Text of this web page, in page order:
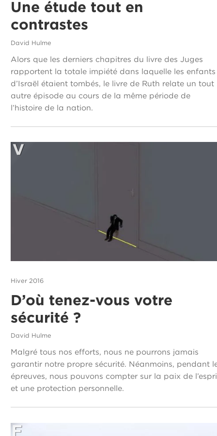
Une étude tout en
contrastes
David Hulme
Alors que les derniers chapitres du livre des Juges
rapportent la totale impiété dans laquelle les enfants
d’Israël étaient tombés, le livre de Ruth relate un tout
autre épisode au cours de la même période de
l’histoire de la nation.
Hiver 2016
D’où tenez-vous votre
sécurité ?
David Hulme
Malgré tous nos efforts, nous ne pourrons jamais
garantir notre propre sécurité. Néanmoins, pendant
épreuves, nous pouvons compter sur la paix de
et une protection personnelle.